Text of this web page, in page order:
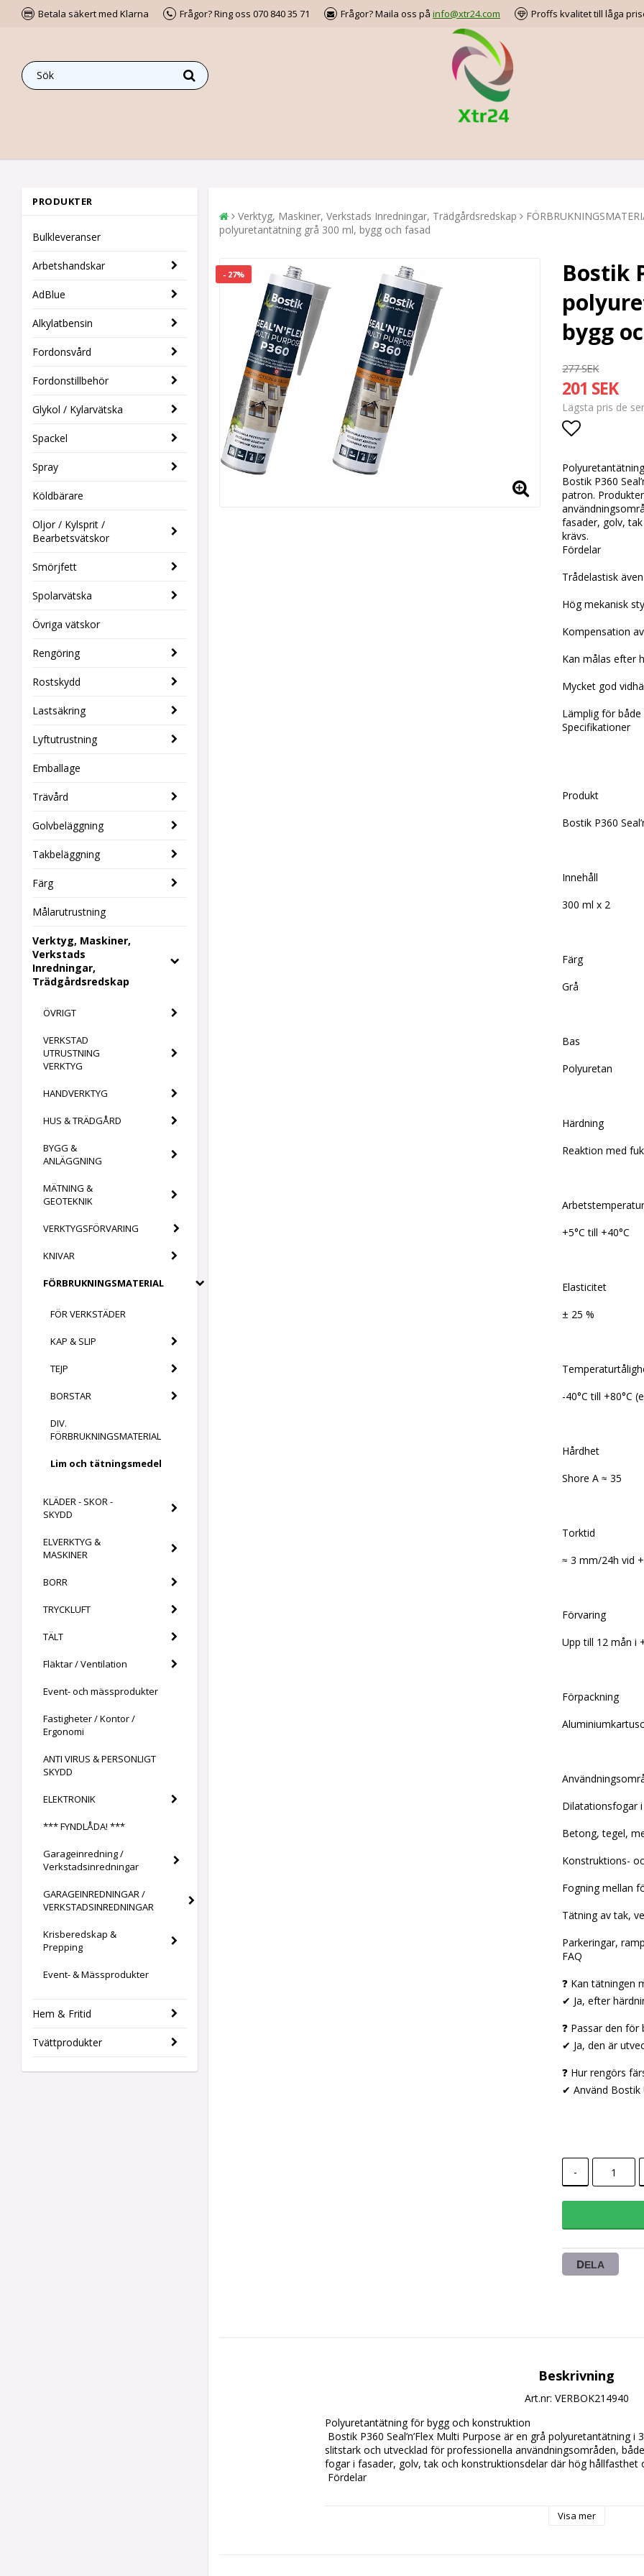
Betala säkert med Klarna Frågor? Ring oss 070 840 35 71 Frågor? Maila oss på info@xtr24.com Proffs kvalitet till låga
PRODUKTER
Bulkleveranser
Arbetshandskar
AdBlue
Alkylatbensin
Fordonsvård
Fordonstillbehör
Glykol / Kylarvätska
Spackel
Spray
Köldbärare
Oljor / Kylsprit /
Bearbetsvätskor
Smörjfett
Spolarvätska
Övriga vätskor
Rengöring
Rostskydd
Lastsäkring
Lyftutrustning
Emballage
Trävård
Golvbeläggning
Takbeläggning
Färg
Målarutrustning
Verktyg, Maskiner,
Verkstads
Inredningar,
Trädgårdsredskap
ÖVRIGT
VERKSTAD
UTRUSTNING
VERKTYG
HANDVERKTYG
HUS & TRÄDGÅRD
BYGG &
ANLÄGGNING
MÄTNING &
GEOTEKNIK
VERKTYGSFÖRVARING
KNIVAR
FÖRBRUKNINGSMATERIAL
FÖR VERKSTÄDER
KAP & SLIP
TEJP
BORSTAR
DIV.
FÖRBRUKNINGSMATERIAL
Lim och tätningsmedel
KLÄDER - SKOR -
SKYDD
ELVERKTYG &
MASKINER
BORR
TRYCKLUFT
TÄLT
Fläktar / Ventilation
Event- och mässprodukter
Fastigheter / Kontor /
Ergonomi
ANTI VIRUS & PERSONLIGT
SKYDD
ELEKTRONIK
*** FYNDLÅDA! ***
Garageinredning /
Verkstadsinredningar
GARAGEINREDNINGAR /
VERKSTADSINREDNINGAR
Krisberedskap &
Prepping
Event- & Mässprodukter
Hem & Fritid
Tvättprodukter
Verktyg, Maskiner, Verkstads Inredningar, Trädgårdsredskap
polyuretantätning grå 300 ml, bygg och fasad
- 27%
Bostik
bygg
277 SEK
201 SEK
Lägsta pris de
Bostik P360
patron.
fasader, golv,
krävs.
Fördelar
Trådelastisk
Hög mekanisk
Kompensation
Kan målas efter
Mycket god
Lämplig för
Specifikationer
Produkt
Bostik P360
Innehåll
300 ml x 2
Färg
Grå
Bas
Polyuretan
Härdning
Reaktion med
+5°C till +40°C
Elasticitet
± 25 %
-40°C till +80°C
Hårdhet
Shore A ≈ 35
Torktid
≈ 3 mm/24h vid
Förvaring
Upp till 12 mån i
Förpackning
Dilatationsfogar
Betong, tegel,
Konstruktions-
Fogning mellan
Tätning av tak,
Parkeringar,
FAQ
❓ Kan tätningen
✔ Ja, efter
❓ Passar den
✔ Ja, den är
❓ Hur rengörs
✔ Använd Bostik
-
DELA
Beskrivning
Art.nr: VERBOK214940
Polyuretantätning för bygg och konstruktion
slitstark och utvecklad för professionella användningsområden,
fogar i fasader, golv, tak och konstruktionsdelar där hög hållfasthet
Visa mer